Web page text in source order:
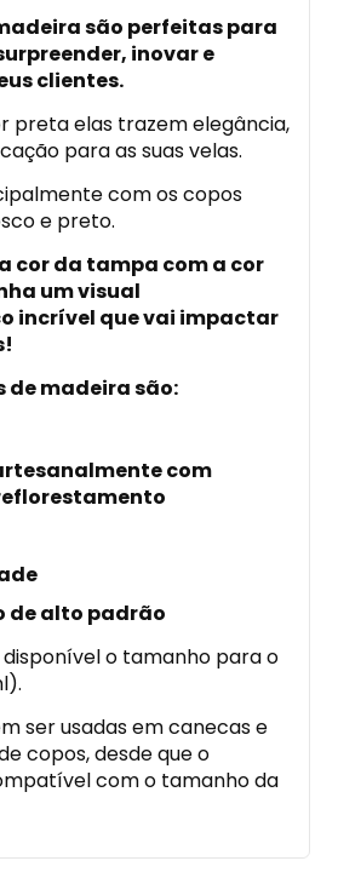
são perfeitas para
inovar e
clientes.
preta elas trazem elegância,
para as suas velas.
com os copos
e preto.
cor da tampa com a cor
um visual
incrível que vai impactar
de madeira são:
com
de alto padrão
o tamanho para o
ser usadas em canecas e
copos, desde que o
com o tamanho da